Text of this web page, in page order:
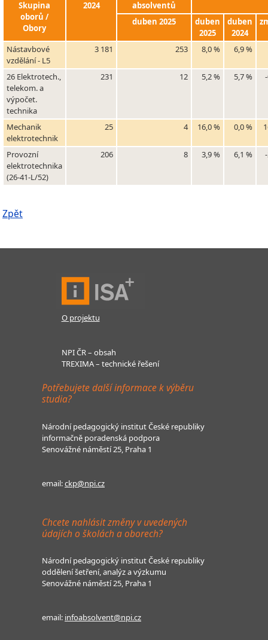
Skupina
oborů /
Obory
2024
absolventů
duben 2025
duben
2025
duben
2024
Nástavbové
vzdělání - L5
3 181 253 8,0 % 6,9 %
26 Elektrotech.,
telekom. a
výpočet.
technika
231 12 5,2 % 5,7 %
Mechanik
elektrotechnik
25 4 16,0 % 0,0 %
Provozní
elektrotechnika
(26-41-L/52)
206 8 3,9 % 6,1 %
Zpět
O projektu
NPI ČR – obsah
TREXIMA – technické řešení
Potřebujete další informace k výběru
studia?
Národní pedagogický institut České republiky
informačně poradenská podpora
Senovážné náměstí 25, Praha 1
email:ckp@npi.cz
Chcete nahlásit změny v uvedených
údajích o školách a oborech?
Národní pedagogický institut České republiky
oddělení šetření, analýz a výzkumu
Senovážné náměstí 25, Praha 1
email: infoabsolvent@npi.cz